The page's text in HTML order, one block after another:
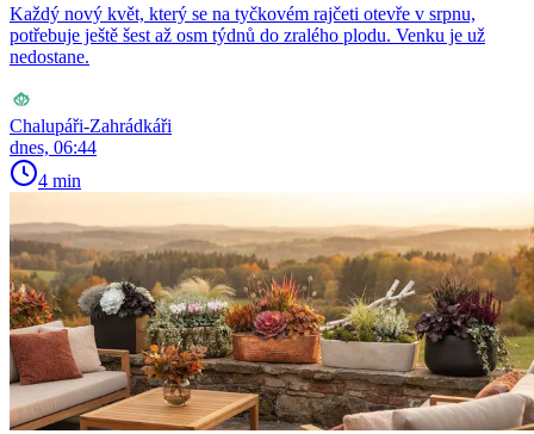
Každý nový květ, který se na tyčkovém rajčeti otevře v srpnu,
potřebuje ještě šest až osm týdnů do zralého plodu. Venku je už
nedostane.
Chalupáři-Zahrádkáři
dnes, 06:44
4 min